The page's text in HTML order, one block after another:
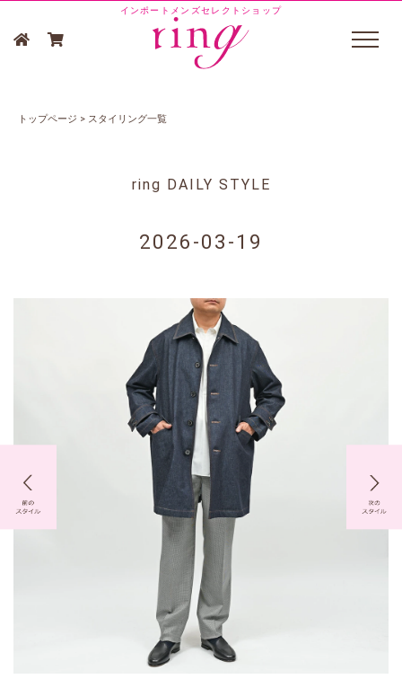
インポートメンズセレクトショップ
トップページ > スタイリング一覧
ring DAILY STYLE
2026-03-19